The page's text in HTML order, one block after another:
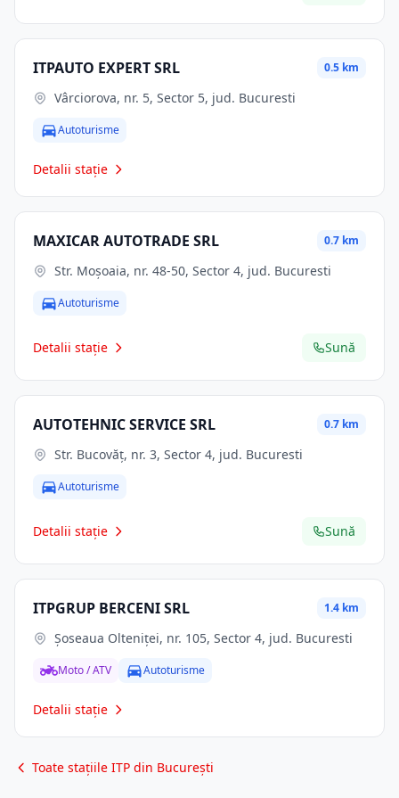
ITPAUTO EXPERT SRL 0.5 km
Vârciorova, nr. 5, Sector 5, jud. Bucuresti
Autoturisme
Detalii stație
MAXICAR AUTOTRADE SRL 0.7 km
Str. Moşoaia, nr. 48-50, Sector 4, jud. Bucuresti
Autoturisme
Detalii stație Sună
AUTOTEHNIC SERVICE SRL 0.7 km
Str. Bucovăţ, nr. 3, Sector 4, jud. Bucuresti
Autoturisme
Detalii stație Sună
ITPGRUP BERCENI SRL 1.4 km
Șoseaua Olteniței, nr. 105, Sector 4, jud. Bucuresti
Moto / ATV Autoturisme
Detalii stație
Toate stațiile ITP din București